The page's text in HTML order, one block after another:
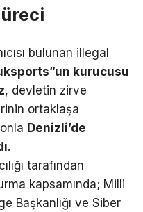
bulunan illegal
kurucusu
, devletin zirve
ortaklaşa
Denizli’de
.
tarafından
kapsamında; Milli
Başkanlığı ve Siber